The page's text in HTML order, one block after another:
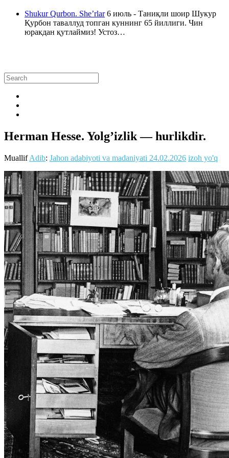
Shukur Qurbon. She’rlar6 июль - Таниқли шоир Шукур
Қурбон таваллуд топган куннинг 65 йиллиги. Чин
юракдан қутлаймиз! Устоз…
Herman Hesse. Yolg’izlik — hurlikdir.
MuallifAdib: Jahon adabiyoti va madaniyati 24.02.2026 izoh yo'q